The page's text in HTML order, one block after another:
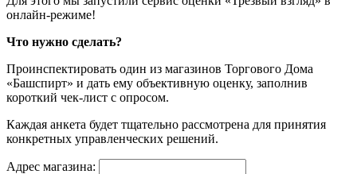
онлайн-режиме!
Что нужно сделать?
Проинспектировать один из магазинов Торгового Дома
«Башспирт» и дать ему объективную оценку, заполнив
короткий чек-лист с опросом.
Каждая анкета будет тщательно рассмотрена для принятия
конкретных управленческих решений.
Адрес магазина: